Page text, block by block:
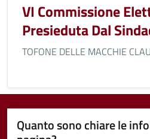
VI Commissione
Presieduta Dal
TOFONE DELLE MACCHIE
Quanto sono chiare le